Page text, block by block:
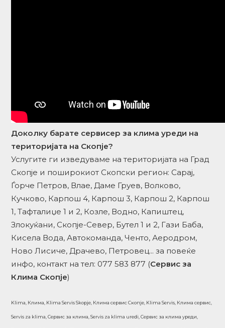
Доколку барате сервисер за клима уреди на
територијата на Скопје?
Услугите ги изведуваме на територијата на Град
Скопје и поширокиот Скопски регион: Сарај,
Ѓорче Петров, Влае, Даме Груев, Волково,
Кучково, Карпош 4, Карпош 3, Карпош 2, Карпош
1, Тафталиџе 1 и 2, Козле, Водно, Капиштец,
Злокуќани, Скопје-Север, Бутел 1 и 2, Гази Баба,
Кисела Вода, Автокоманда, Ченто, Аеродром,
Ново Лисиче, Драчево, Петровец... за повеќе
инфо, контакт на тел: 077 583 877 (Сервис за
Клима Скопје)
Klima, Клима, Klima Servis Skopje, Клима сервис Скопје, Klima Servis, Клима сервис,
Servis za klima, Сервис за клима, Servis za klima uredi, Сервис за клима уреди,